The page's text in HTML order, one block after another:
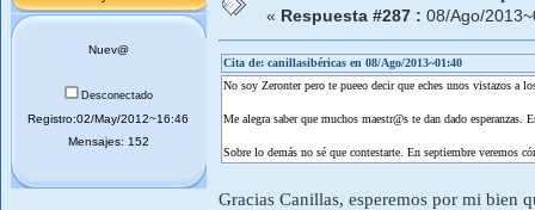
Nuev@
Desconectado
Registro:02/May/2012~16:46
Mensajes: 152
« Respuesta #287 : 08/Ago/
Cita de: canillasibéricas en 08/Ago/2013~01:40
No soy Zeronter pero te pueeo decir que eches unos vistazos a
Me alegra saber que muchos maestr@s te dan dado
Sobre lo demás no sé que contestarte. En septiembre veremos
Gracias Canillas, esperemos por mi bien